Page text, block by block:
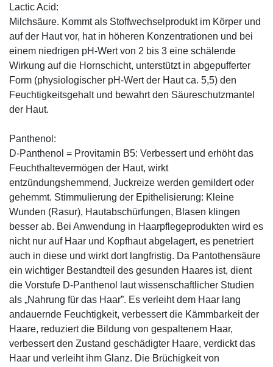
Lactic Acid:
Milchsäure. Kommt als Stoffwechselprodukt im Körper und
auf der Haut vor, hat in höheren Konzentrationen und bei
einem niedrigen pH-Wert von 2 bis 3 eine schälende
Wirkung auf die Hornschicht, unterstützt in abgepufferter
Form (physiologischer pH-Wert der Haut ca. 5,5) den
Feuchtigkeitsgehalt und bewahrt den Säureschutzmantel
der Haut.
Panthenol:
D-Panthenol = Provitamin B5: Verbessert und erhöht das
Feuchthaltevermögen der Haut, wirkt
entzündungshemmend, Juckreize werden gemildert oder
gehemmt. Stimmulierung der Epithelisierung: Kleine
Wunden (Rasur), Hautabschürfungen, Blasen klingen
besser ab. Bei Anwendung in Haarpflegeprodukten wird es
nicht nur auf Haar und Kopfhaut abgelagert, es penetriert
auch in diese und wirkt dort langfristig. Da Pantothensäure
ein wichtiger Bestandteil des gesunden Haares ist, dient
die Vorstufe D-Panthenol laut wissenschaftlicher Studien
als „Nahrung für das Haar”. Es verleiht dem Haar lang
andauernde Feuchtigkeit, verbessert die Kämmbarkeit der
Haare, reduziert die Bildung von gespaltenem Haar,
verbessert den Zustand geschädigter Haare, verdickt das
Haar und verleiht ihm Glanz. Die Brüchigkeit von